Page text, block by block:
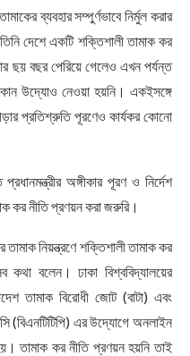
ব্যবহার সম্পুর্ণভাবে নির্মুল করার
দেশে একটি শক্তিশালী তামাক কর
ছয় বছর পেরিয়ে গেলেও এখন পর্যন্ত
উদ্যোও নেওয়া হয়নি। একইসঙ্গে
প্রতিশ্রুতি পূরণেও কার্যকর কোনো
অঙ্গীকার পূরণ ও নির্দেশ
কর নীতি প্রণয়ন করা জরুরি।
নিয়ন্ত্রণে শক্তিশালী তামাক কর
কথা বলেন। ঢাকা বিশ্ববিদ্যালয়ের
তামাক বিরোধী জোট (বাটা) এবং
(বিএনটিটিপি) এর উদ্যোগে অনলাইন
তামাক কর নীতি প্রণয়ন হয়নি তাই